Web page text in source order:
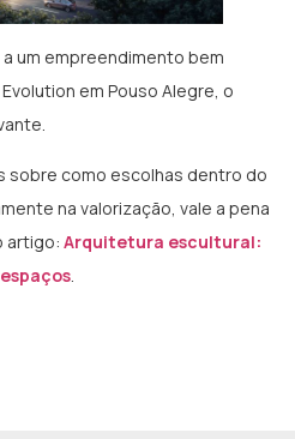
um empreendimento bem
em Pouso Alegre, o
sobre como escolhas dentro do
na valorização, vale a pena
artigo: Arquitetura escultural:
.